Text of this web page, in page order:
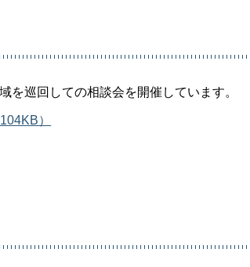
巡回しての相談会を開催しています。
）